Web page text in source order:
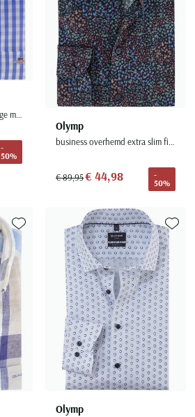
overhemd blauw geruit lange mouw borstzak
-
50%
Olymp
business overhemd extra slim fit donkerblauw geprint
€ 89,95€ 44,98
-
50%
Toevoegen aan favorieten
Olymp